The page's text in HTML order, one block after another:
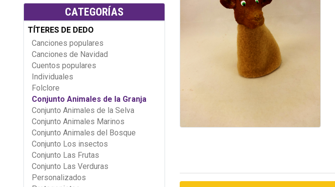
CATEGORÍAS
TÍTERES DE DEDO
Canciones populares
Canciones de Navidad
Cuentos populares
Individuales
Folclore
Conjunto Animales de la Granja
Conjunto Animales de la Selva
Conjunto Animales Marinos
Conjunto Animales del Bosque
Conjunto Los insectos
Conjunto Las Frutas
Conjunto Las Verduras
Personalizados